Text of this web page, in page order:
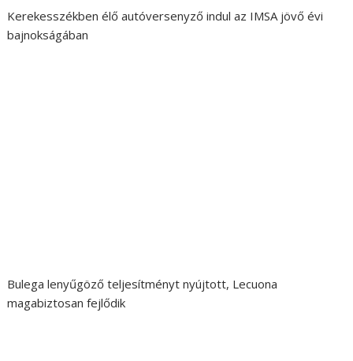
Kerekesszékben élő autóversenyző indul az IMSA jövő évi
bajnokságában
Bulega lenyűgöző teljesítményt nyújtott, Lecuona
magabiztosan fejlődik